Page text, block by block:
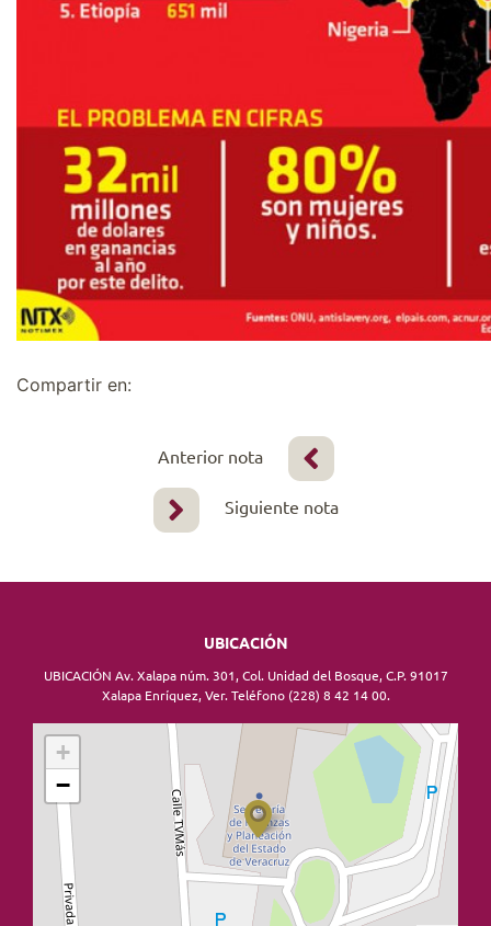
Compartir en:
Anterior nota
Siguiente nota
UBICACIÓN
UBICACIÓN Av. Xalapa núm. 301, Col. Unidad del Bosque, C.P. 91017
Xalapa Enríquez, Ver. Teléfono (228) 8 42 14 00.
+
−